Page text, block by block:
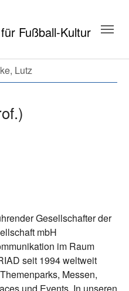
Lutz
Gesellschafter der
mbH
im Raum
seit 1994 weltweit
Messen,